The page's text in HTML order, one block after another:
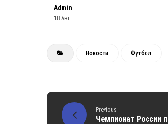
Admin
18 Авг
Новости Футбол
Previous
Чемпионат России